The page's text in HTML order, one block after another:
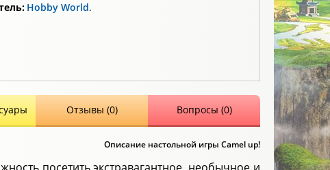
Hobby World.
Отзывы (0) Вопросы (0)
Описание настольной игры Camel up!